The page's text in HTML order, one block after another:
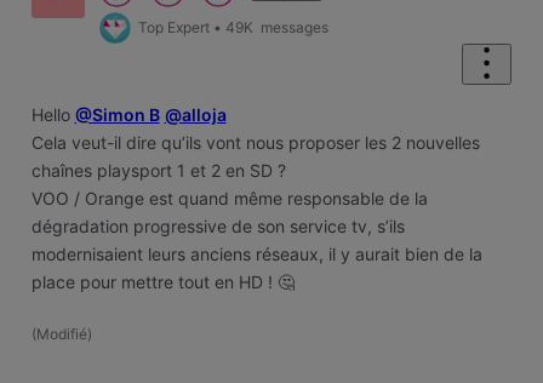
Top Expert • 49K messages
Hello @Simon B @alloja
Cela veut-il dire qu’ils vont nous proposer les 2 nouvelles
chaînes playsport 1 et 2 en SD ?
VOO / Orange est quand même responsable de la
dégradation progressive de son service tv, s’ils
modernisaient leurs anciens réseaux, il y aurait bien de la
place pour mettre tout en HD ! 🤔
(Modifié)